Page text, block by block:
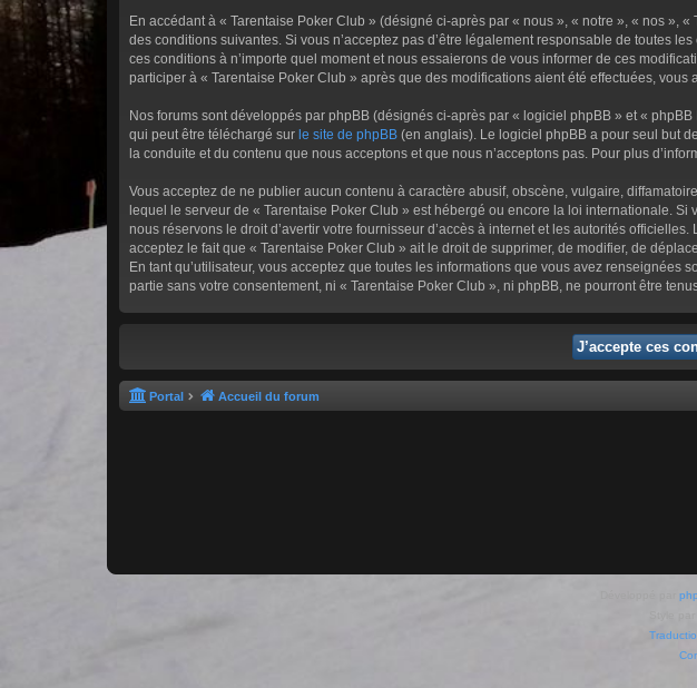
En accédant à « Tarentaise Poker Club » (désigné ci-après par « nous », « notre », « nos »,
des conditions suivantes. Si vous n’acceptez pas d’être légalement responsable de toutes
ces conditions à n’importe quel moment et nous essaierons de vous informer de ces
participer à « Tarentaise Poker Club » après que des modifications aient été effectuées,
Nos forums sont développés par phpBB (désignés ci-après par « logiciel phpBB » et «
qui peut être téléchargé sur le site de phpBB (en anglais). Le logiciel phpBB a pour seul but
la conduite et du contenu que nous acceptons et que nous n’acceptons pas. Pour plus
Vous acceptez de ne publier aucun contenu à caractère abusif, obscène, vulgaire,
lequel le serveur de « Tarentaise Poker Club » est hébergé ou encore la loi internationale.
nous réservons le droit d’avertir votre fournisseur d’accès à internet et les autorités
acceptez le fait que « Tarentaise Poker Club » ait le droit de supprimer, de modifier, de
En tant qu’utilisateur, vous acceptez que toutes les informations que vous avez
partie sans votre consentement, ni « Tarentaise Poker Club », ni phpBB, ne pourront être
Portal Accueil du forum